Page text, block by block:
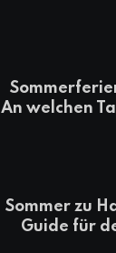
An welchen
Sommer zu
Guide für